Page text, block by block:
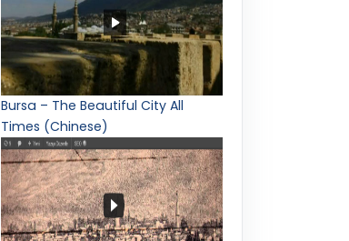
Bursa – The Beautiful City All
Times (Chinese)